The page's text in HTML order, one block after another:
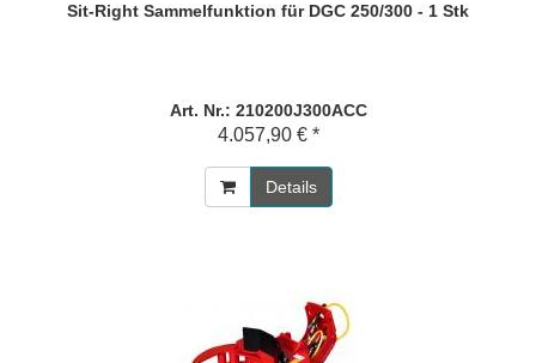
Sit-Right Sammelfunktion für DGC 250/300 - 1 Stk
Art. Nr.: 210200J300ACC
4.057,90 € *
Details